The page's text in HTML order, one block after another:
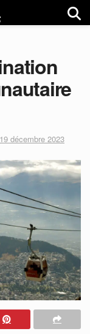
19 décembre 2023